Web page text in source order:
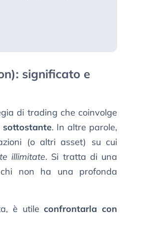
significato e
di trading che coinvolge
sottostante. In altre parole,
(o altri asset) su cui
illimitate. Si tratta di una
non ha una profonda
è utileconfrontarla con